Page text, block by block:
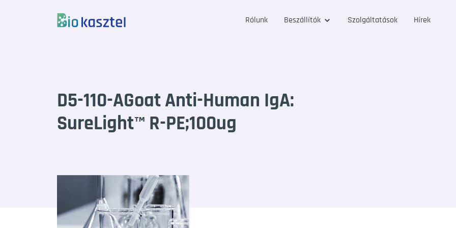
Rólunk Beszállítók Szolgáltatások Hírek
D5-110-AGoat Anti-Human IgA:
SureLight™ R-PE;100ug